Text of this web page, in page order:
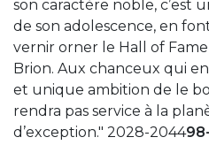
son caractère noble, c’est
de son adolescence, en
vernir orner le Hall of
Brion. Aux chanceux qui
et unique ambition de le
rendra pas service à la
d’exception." 2028-2044